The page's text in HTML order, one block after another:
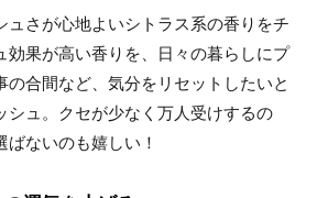
ュさが心地よいシトラス系の香りをチ
効果が高い香りを、日々の暮らしにプ
の合間など、気分をリセットしたいと
シュ。クセが少なく万人受けするの
ないのも嬉しい！